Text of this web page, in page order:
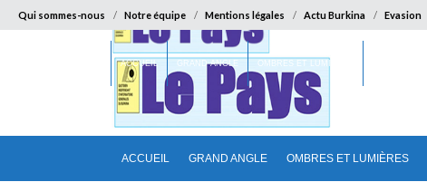
Qui sommes-nous Notre équipe Mentions légales Actu Burkina Evasion
ACCUEIL GRAND ANGLE OMBRES ET LUMIÈRES
ACCUEIL GRAND ANGLE OMBRES ET LUMIÈRES